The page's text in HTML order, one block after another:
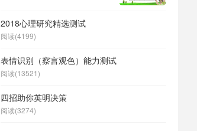
2018心理研究精选测试
阅读(4199)
表情识别（察言观色）能力测试
阅读(13521)
四招助你英明决策
阅读(3274)